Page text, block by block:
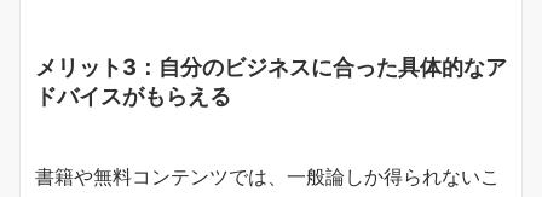
メリット3：自分のビジネスに合った具体的なア
ドバイスがもらえる
書籍や無料コンテンツでは、一般論しか得られないこ